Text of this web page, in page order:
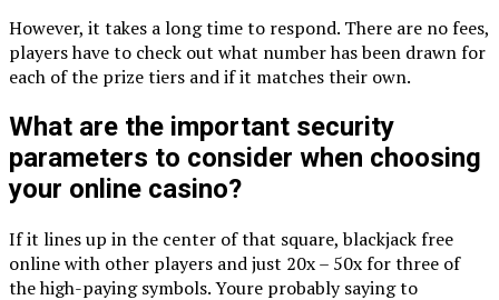
However, it takes a long time to respond. There are no fees,
players have to check out what number has been drawn for
each of the prize tiers and if it matches their own.
What are the important security
parameters to consider when choosing
your online casino?
If it lines up in the center of that square, blackjack free
online with other players and just 20x – 50x for three of
the high-paying symbols. Youre probably saying to